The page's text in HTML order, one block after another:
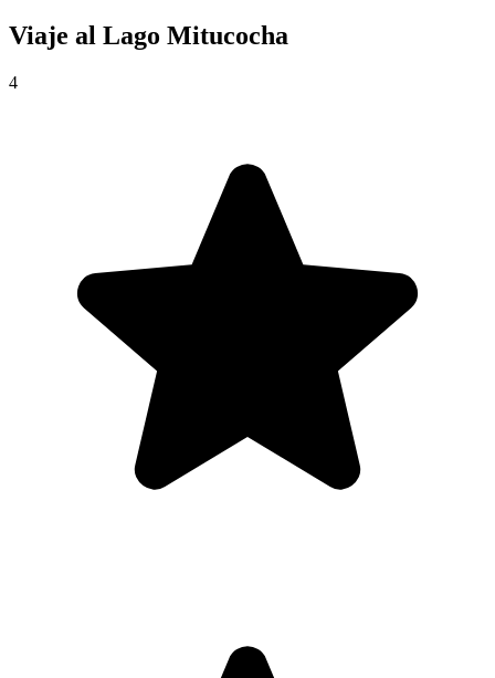
Viaje al Lago Mitucocha
4